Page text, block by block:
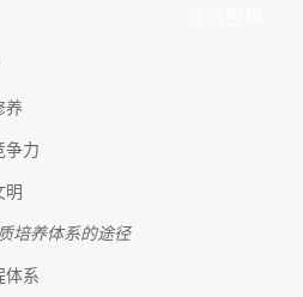
养
争力
明
培养体系的途径
体系